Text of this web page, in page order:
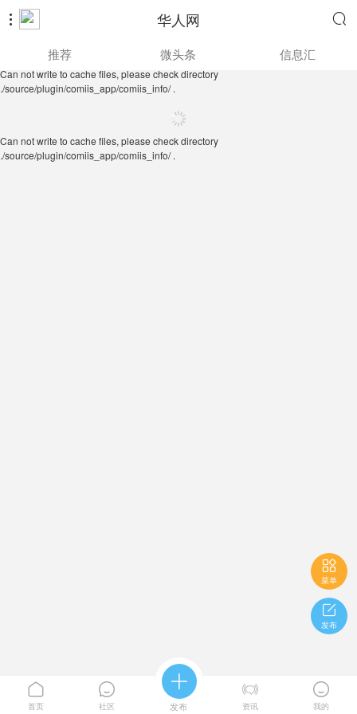
 华人网 
./source/plugin/comiis_app/comiis_info/ .
推荐 微头条 信息汇
Can not write to cache files, please check directory
./source/plugin/comiis_app/comiis_info/ .

菜单

发布

首页

社区

发布

资讯

我的
Can not write to cache files, please check directory
./source/plugin/comiis_app/comiis_info/ .